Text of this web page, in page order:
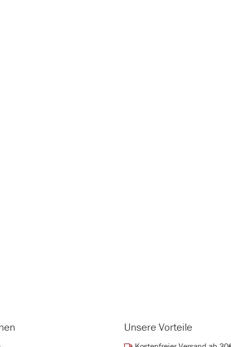
Unsere Vorteile